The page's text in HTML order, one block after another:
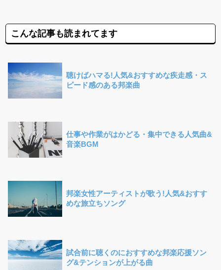
こんな記事も読まれてます
聴けばハマる!人気&おすすめな疾走感・ス
ピード感のある邦楽曲
仕事や作業がはかどる・集中できる人気曲&
音楽BGM
邦楽女性アーティストが歌う!人気&おすす
めな旅立ちソング
試合前に聴くのにおすすめな邦楽応援ソン
グ&テンションが上がる曲